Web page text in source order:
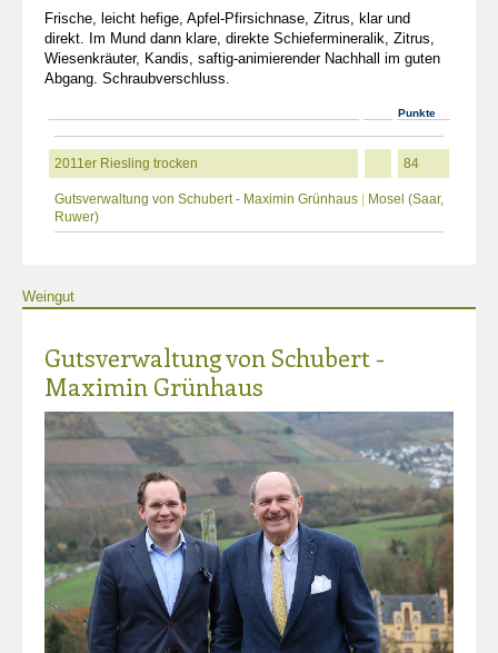
Frische, leicht hefige, Apfel-Pfirsichnase, Zitrus, klar und
direkt. Im Mund dann klare, direkte Schiefermineralik, Zitrus,
Wiesenkräuter, Kandis, saftig-animierender Nachhall im guten
Abgang. Schraubverschluss.
Punkte
2011er Riesling trocken 84
Gutsverwaltung von Schubert - Maximin Grünhaus
Mosel (Saar,
Ruwer)
Weingut
Gutsverwaltung von Schubert -
Maximin Grünhaus